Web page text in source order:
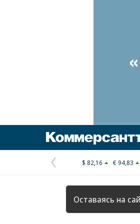
Предыдущая
страница
$ 82,16 € 94,83
Оставаясь на